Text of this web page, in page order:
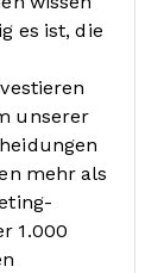
es ist, die
unserer
mehr als
1.000